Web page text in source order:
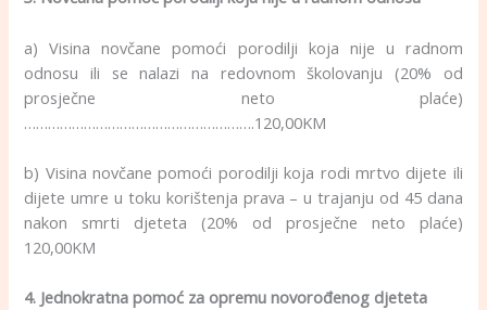
a) Visina novčane pomoći porodilji koja nije u radnom
odnosu ili se nalazi na redovnom školovanju (20% od
prosječne neto plaće)
………………………………………………….120,00KM
b) Visina novčane pomoći porodilji koja rodi mrtvo dijete ili
dijete umre u toku korištenja prava – u trajanju od 45 dana
nakon smrti djeteta (20% od prosječne neto plaće)
120,00KM
4. Jednokratna pomoć za opremu novorođenog djeteta